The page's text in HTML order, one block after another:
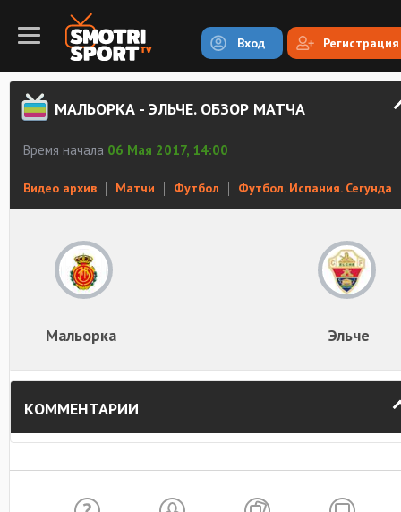
Вход Регистрация
МАЛЬОРКА - ЭЛЬЧЕ. ОБЗОР МАТЧА
Время начала 06 Мая 2017, 14:00
Видео архив Матчи Футбол Футбол. Испания. Сегунда
Мальорка Эльче
КОММЕНТАРИИ